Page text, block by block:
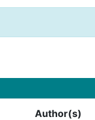
Author(s)